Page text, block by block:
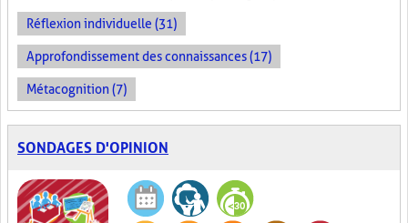
Réflexion individuelle (31)
Approfondissement des connaissances (17)
Métacognition (7)
SONDAGES D'OPINION